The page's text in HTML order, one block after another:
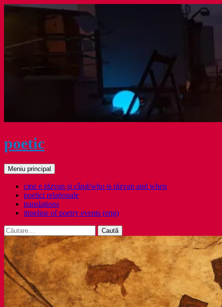
Sari
poetic
Caută
Meniu principal
cine e răzvan și când/who is răzvan and when
poetici relaţionale
translations
timeline of poetry events (eng)
Caută
după: